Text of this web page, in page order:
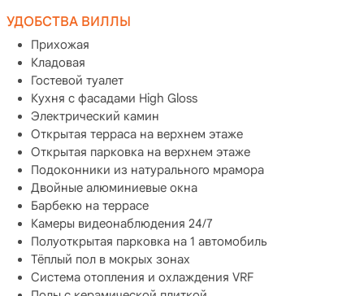
УДОБСТВА ВИЛЛЫ
Прихожая
Кладовая
Гостевой туалет
Кухня с фасадами High Gloss
Электрический камин
Открытая терраса на верхнем этаже
Открытая парковка на верхнем этаже
Подоконники из натурального мрамора
Двойные алюминиевые окна
Барбекю на террасе
Камеры видеонаблюдения 24/7
Полуоткрытая парковка на 1 автомобиль
Тёплый пол в мокрых зонах
Система отопления и охлаждения VRF